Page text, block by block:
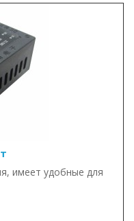
имеет удобные для